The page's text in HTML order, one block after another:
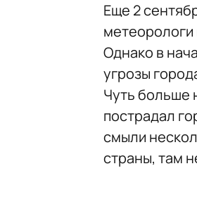
Еще 2
метеорологи
Однако в
угрозы
Чуть больше
пострадал
смыли
страны, там